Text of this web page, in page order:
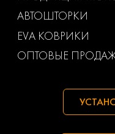
АВТОШТОРКИ
EVA КОВРИКИ
ОПТОВЫЕ